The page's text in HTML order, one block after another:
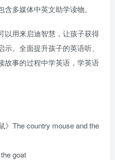
多媒体中英文助学读物。
以用来启迪智慧，让孩子获得
。全面提升孩子的英语听、
故事的过程中学英语，学英语
》The country mouse and the
goat